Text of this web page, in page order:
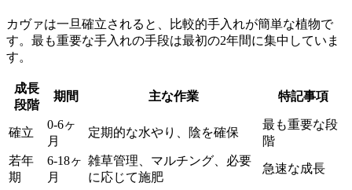
カヴァは一旦確立されると、比較的手入れが簡単な植物で
す。最も重要な手入れの手段は最初の2年間に集中していま
す。
成長
段階
期間 主な作業 特記事項
確立
0-6ヶ
月
定期的な水やり、陰を確保
最も重要な段
階
若年
期
6-18ヶ
月
雑草管理、マルチング、必要
に応じて施肥
急速な成長